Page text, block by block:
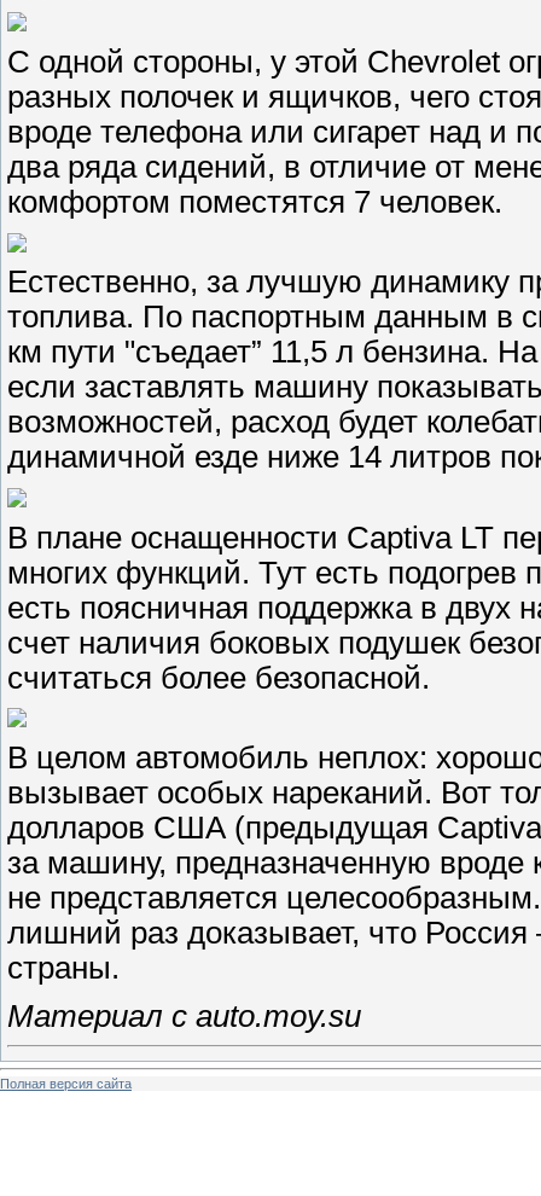
С одной стороны, у этой Chevrolet
разных полочек и ящичков, чего
вроде телефона или сигарет над и
два ряда сидений, в отличие от
комфортом поместятся 7 человек.
Естественно, за лучшую динамику
топлива. По паспортным данным в
км пути "съедает” 11,5 л бензина.
если заставлять машину
возможностей, расход будет
динамичной езде ниже 14 литров
В плане оснащенности Captiva LT
многих функций. Тут есть подогрев
есть поясничная поддержка в двух
счет наличия боковых подушек
считаться более безопасной.
В целом автомобиль неплох:
вызывает особых нареканий. Вот
долларов США (предыдущая
за машину, предназначенную вроде
не представляется
лишний раз доказывает, что
страны.
Материал с auto.moy.su
Полная версия сайта